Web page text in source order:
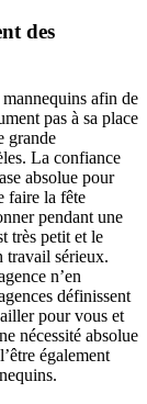
des
afin de
pas à sa place
grande
La confiance
absolue pour
faire la fête
pendant une
très petit et le
travail sérieux.
n’en
définissent
pour vous et
nécessité absolue
également